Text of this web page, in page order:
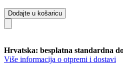
Dodajte u košaricu
Hrvatska: besplatna standardna
Više informacija o otpremi i dostavi